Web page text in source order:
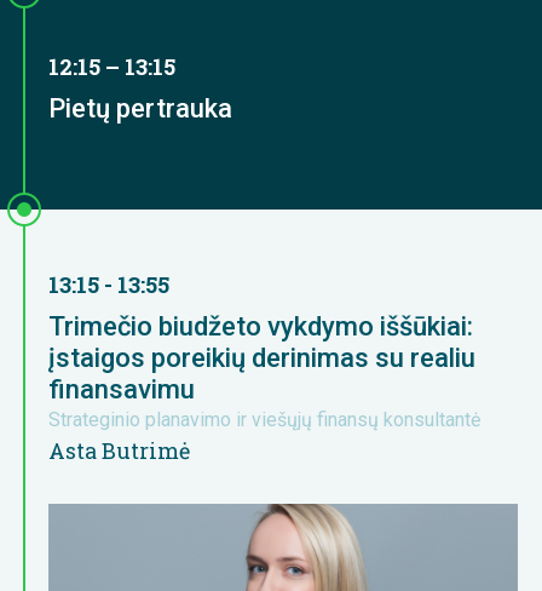
12:15 – 13:15
Pietų pertrauka
13:15 - 13:55
Trimečio biudžeto vykdymo iššūkiai:
įstaigos poreikių derinimas su realiu
finansavimu
Strateginio planavimo ir viešųjų finansų konsultantė
Asta Butrimė